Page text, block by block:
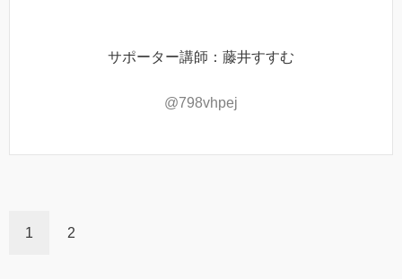
サポーター講師：藤井すすむ
@798vhpej
1 2